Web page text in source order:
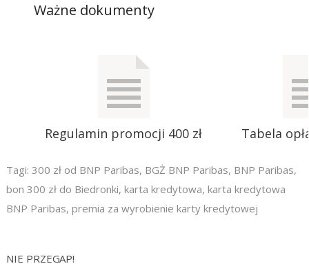
Ważne dokumenty
Regulamin promocji 400 zł Tabela
Tagi: 300 zł od BNP Paribas, BGŻ BNP Paribas, BNP Paribas,
bon 300 zł do Biedronki, karta kredytowa, karta kredytowa
BNP Paribas, premia za wyrobienie karty kredytowej
NIE PRZEGAP!